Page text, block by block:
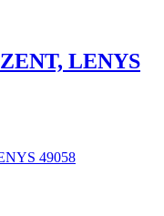
LENYS